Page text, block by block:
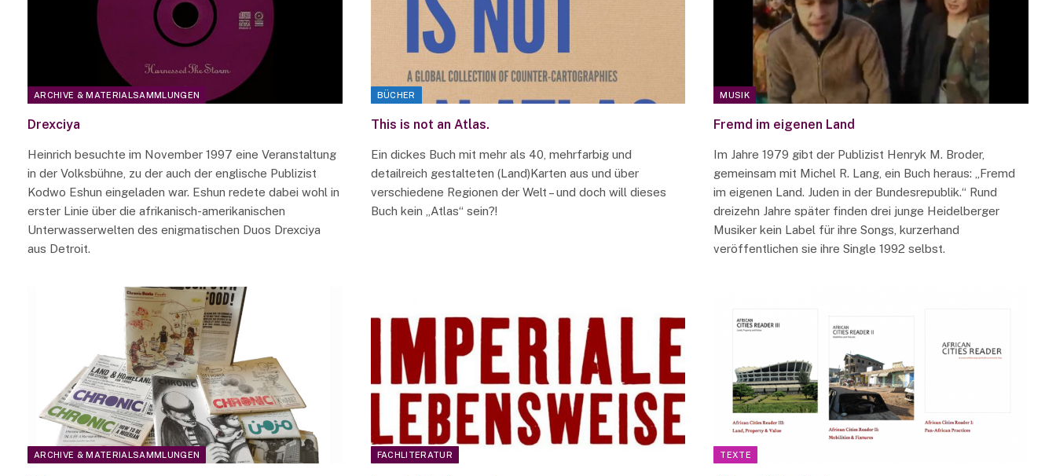
ARCHIVE & MATERIALSAMMLUNGEN
Drexciya
Heinrich besuchte im November 1997 eine Veranstaltung
in der Volksbühne, zu der auch der englische Publizist
Kodwo Eshun eingeladen war. Eshun redete dabei wohl in
erster Linie über die afrikanisch-amerikanischen
Unterwasserwelten des enigmatischen Duos Drexciya
aus Detroit.
BÜCHER
This is not an Atlas.
Ein dickes Buch mit mehr als 40, mehrfarbig und
detailreich gestalteten (Land)Karten aus und über
verschiedene Regionen der Welt – und doch will dieses
Buch kein „Atlas“ sein?!
MUSIK
Fremd im eigenen Land
Im Jahre 1979 gibt der Publizist Henryk M. Broder,
gemeinsam mit Michel R. Lang, ein Buch heraus: „Fremd
im eigenen Land. Juden in der Bundesrepublik.“ Rund
dreizehn Jahre später finden drei junge Heidelberger
Musiker kein Label für ihre Songs, kurzerhand
veröffentlichen sie ihre Single 1992 selbst.
ARCHIVE & MATERIALSAMMLUNGEN FACHLITERATUR TEXTE